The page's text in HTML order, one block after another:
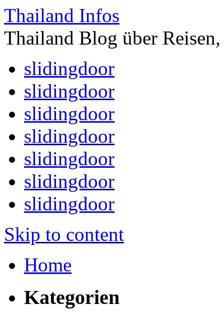
Thailand Infos
Thailand Blog über
slidingdoor
slidingdoor
slidingdoor
slidingdoor
slidingdoor
slidingdoor
slidingdoor
Skip to content
Home
Kategorien